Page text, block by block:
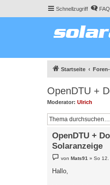
Schnellzugriff FAQ
Startseite
OpenDTU +
Moderator: Ulrich
OpenDTU +
Solaranzeige
e
i
t
vonMats91 »So 12.
Hallo,